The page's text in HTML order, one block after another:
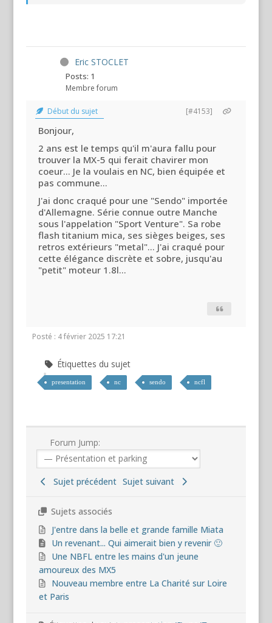
Eric STOCLET
Posts: 1
Membre forum
Début du sujet [#4153]
Bonjour,
2 ans est le temps qu'il m'aura fallu pour
trouver la MX-5 qui ferait chavirer mon
coeur... Je la voulais en NC, bien équipée et
pas commune...
J'ai donc craqué pour une "Sendo" importée
d'Allemagne. Série connue outre Manche
sous l'appelation "Sport Venture". Sa robe
flash titanium mica, ses sièges beiges, ses
retros extérieurs "metal"... J'ai craqué pour
cette élégance discrète et sobre, jusqu'au
"petit" moteur 1.8l...
Posté : 4 février 2025 17:21
Étiquettes du sujet
presentation nc sendo ncfl
Forum Jump:
Sujet précédent Sujet suivant
Sujets associés
J'entre dans la belle et grande famille Miata
Un revenant... Qui aimerait bien y revenir 🙂
Une NBFL entre les mains d'un jeune
amoureux des MX5
Nouveau membre entre La Charité sur Loire
et Paris